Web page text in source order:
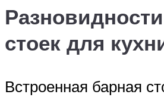
стоек для
Встроенная барная